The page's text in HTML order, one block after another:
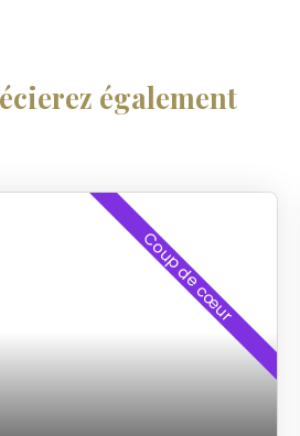
également
Coup de cœur